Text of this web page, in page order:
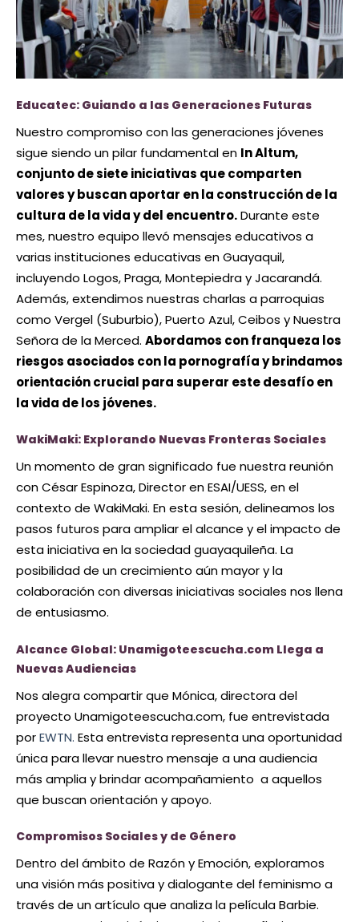
Educatec: Guiando a las Generaciones Futuras
Nuestro compromiso con las generaciones jóvenes
sigue siendo un pilar fundamental en In Altum,
conjunto de siete iniciativas que comparten
valores y buscan aportar en la construcción de la
cultura de la vida y del encuentro.Durante este
mes, nuestro equipo llevó mensajes educativos a
varias instituciones educativas en Guayaquil,
incluyendo Logos, Praga, Montepiedra y Jacarandá.
Además, extendimos nuestras charlas a parroquias
como Vergel (Suburbio), Puerto Azul, Ceibos y Nuestra
Señora de la Merced. Abordamos con franqueza los
riesgos asociados con la pornografía y brindamos
orientación crucial para superar este desafío en
la vida de los jóvenes.
WakiMaki: Explorando Nuevas Fronteras Sociales
Un momento de gran significado fue nuestra reunión
con César Espinoza, Director en ESAI/UESS, en el
contexto de WakiMaki. En esta sesión, delineamos los
pasos futuros para ampliar el alcance y el impacto de
esta iniciativa en la sociedad guayaquileña. La
posibilidad de un crecimiento aún mayor y la
colaboración con diversas iniciativas sociales nos llena
de entusiasmo.
Alcance Global: Unamigoteescucha.com Llega a
Nuevas Audiencias
Nos alegra compartir que Mónica, directora del
proyecto Unamigoteescucha.com, fue entrevistada
porEWTN. Esta entrevista representa una oportunidad
única para llevar nuestro mensaje a una audiencia
más amplia y brindar acompañamiento a aquellos
que buscan orientación y apoyo.
Compromisos Sociales y de Género
Dentro del ámbito de Razón y Emoción, exploramos
una visión más positiva y dialogante del feminismo a
través de un artículo que analiza la película Barbie.